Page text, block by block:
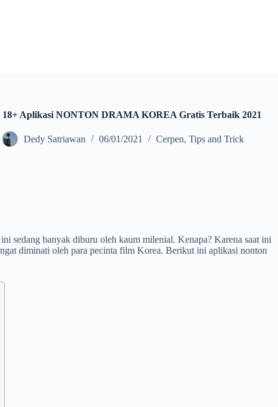
18+ Aplikasi NONTON DRAMA KOREA Gratis Terbaik 2021
Dedy Satriawan 06/01/2021 Cerpen, Tips and Trick
sedang banyak diburu oleh kaum milenial. Kenapa? Karena saat ini
diminati oleh para pecinta film Korea. Berikut ini aplikasi nonton